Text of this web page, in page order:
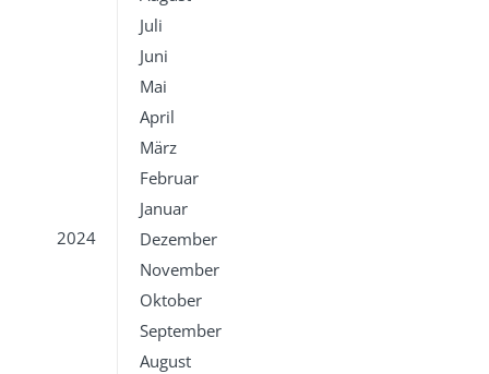
Juli
Juni
Mai
April
März
Februar
Januar
2024
Dezember
November
Oktober
September
August